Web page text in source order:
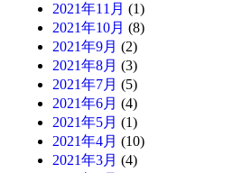
2021年11月 (1)
2021年10月 (8)
2021年9月 (2)
2021年8月 (3)
2021年7月 (5)
2021年6月 (4)
2021年5月 (1)
2021年4月 (10)
2021年3月 (4)